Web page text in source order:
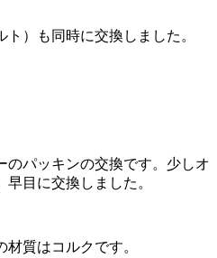
）も同時に交換しました。
のパッキンの交換です。少しオ
目に交換しました。
質はコルクです。